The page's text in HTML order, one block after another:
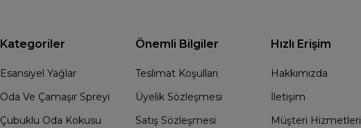
Kategoriler
Esansiyel Yağlar
Oda Ve Çamaşır Spreyi
Çubuklu Oda Kokusu
Önemli Bilgiler
Teslimat Koşulları
Üyelik Sözleşmesi
Satış Sözleşmesi
Hızlı Erişim
Hakkımızda
İletişim
Müşteri Hizmetleri